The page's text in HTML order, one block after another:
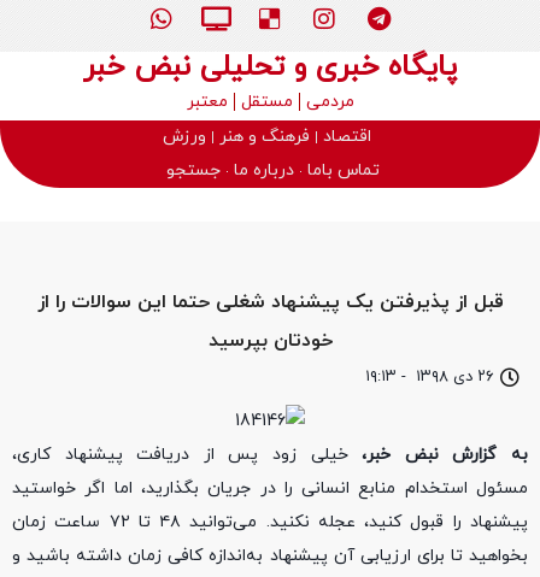
پایگاه خبری و تحلیلی نبض خبر
مردمی مستقل
معتبر
اقتصاد
فرهنگ و هنر
ورزش
تماس باما درباره ما جستجو
۲۶ دی ۱۳۹۸ - ۱۹:۱۳
قبل از پذیرفتن یک پیشنهاد شغلی حتما این سوالات را از
خودتان بپرسید
به گزارش نبض خبر،خیلی زود پس از دریافت پیشنهاد کاری،
مسئول استخدام منابع انسانی را در جریان بگذارید، اما اگر خواستید
پیشنهاد را قبول کنید، عجله نکنید. می‌توانید ۴۸ تا ۷۲ ساعت زمان
بخواهید تا برای ارزیابی آن پیشنهاد به‌اندازه کافی زمان داشته باشید و